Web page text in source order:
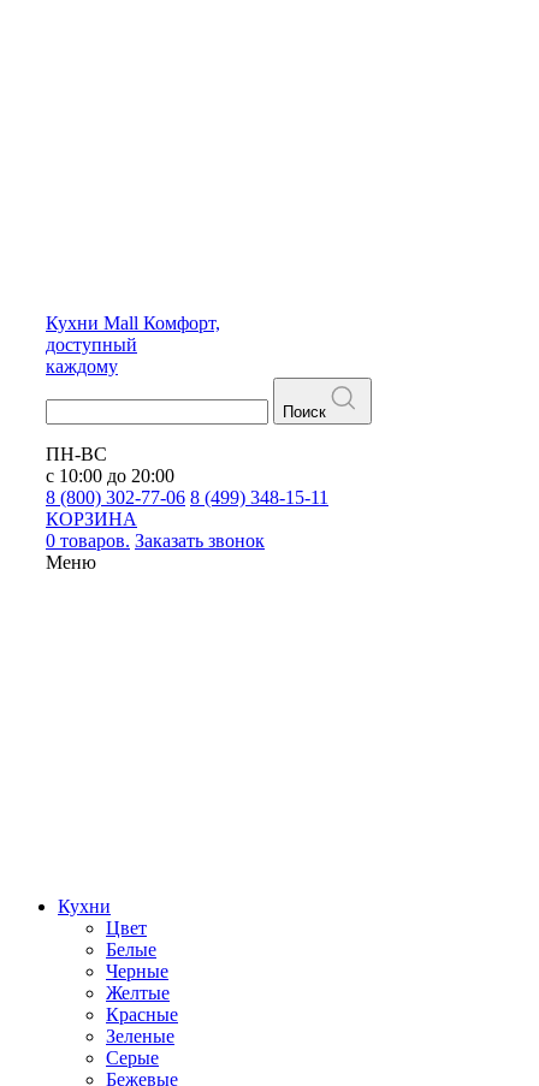
Кухни Mall Комфорт,
доступный
каждому
Поиск
ПН-ВС
с 10:00 до 20:00
8 (800) 302-77-06 8 (499) 348-15-11
КОРЗИНА
0 товаров. Заказать звонок
Меню
Кухни
Цвет
Белые
Черные
Желтые
Красные
Зеленые
Серые
Бежевые